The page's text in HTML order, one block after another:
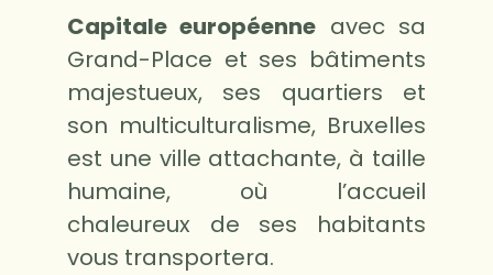
Capitale européenne avec sa
Grand-Place et ses bâtiments
majestueux, ses quartiers et
son multiculturalisme, Bruxelles
est une ville attachante, à taille
humaine, où l’accueil
chaleureux de ses habitants
vous transportera.